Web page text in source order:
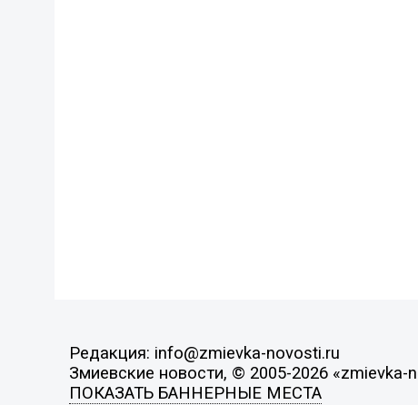
Редакция: info@zmievka-novosti.ru
Змиевские новости, © 2005-2026 «zmievka-
ПОКАЗАТЬ БАННЕРНЫЕ МЕСТА